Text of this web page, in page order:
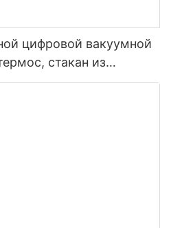
цифровой вакуумной
стакан из
умная бутылка для